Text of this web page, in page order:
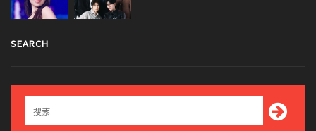
SEARCH